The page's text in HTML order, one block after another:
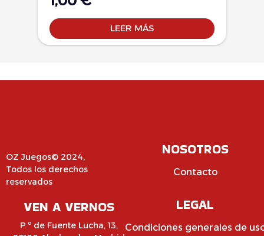
LEER MÁS
OZ Juegos© 2024,
Todos los derechos
reservados
VEN A VERNOS
P.º de Fuente Lucha, 13,
NOSOTROS
Contacto
LEGAL
Condiciones generales de